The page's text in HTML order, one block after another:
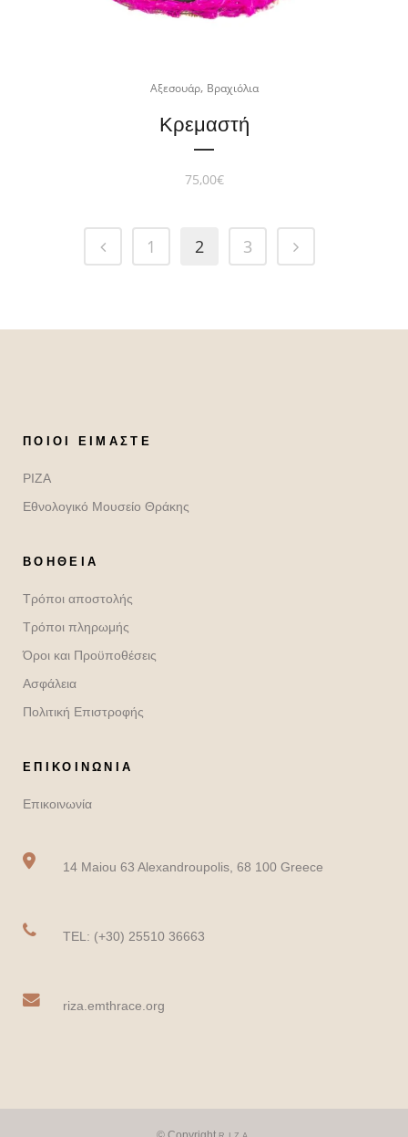
Αξεσουάρ, Βραχιόλια
Κρεμαστή
75,00€
1 2 3
ΠΟΙΟΙ ΕΊΜΑΣΤΕ
ΡΙΖΑ
Εθνολογικό Μουσείο Θράκης
ΒΟΉΘΕΙΑ
Τρόποι αποστολής
Τρόποι πληρωμής
Όροι και Προϋποθέσεις
Ασφάλεια
Πολιτική Επιστροφής
ΕΠΙΚΟΙΝΩΝΙΑ
Επικοινωνία
14 Maiou 63 Alexandroupolis, 68 100 Greece
TEL: (+30) 25510 36663
riza.emthrace.org